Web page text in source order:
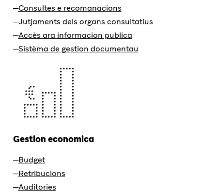
Consultes e recomanacions
Jutjaments dels organs consultatius
Accès ara informacion publica
Sistèma de gestion documentau
Gestion economica
Budget
Retribucions
Auditories